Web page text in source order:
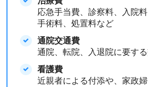
応急手当費、診察料、入院料
手術料、処置料など
通院交通費
通院、転院、入退院に要す
看護費
近親者による付添や、家政